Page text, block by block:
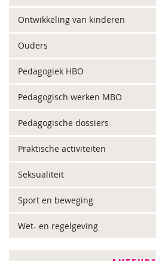
Ontwikkeling van kinderen
Ouders
Pedagogiek HBO
Pedagogisch werken MBO
Pedagogische dossiers
Praktische activiteiten
Seksualiteit
Sport en beweging
Wet- en regelgeving